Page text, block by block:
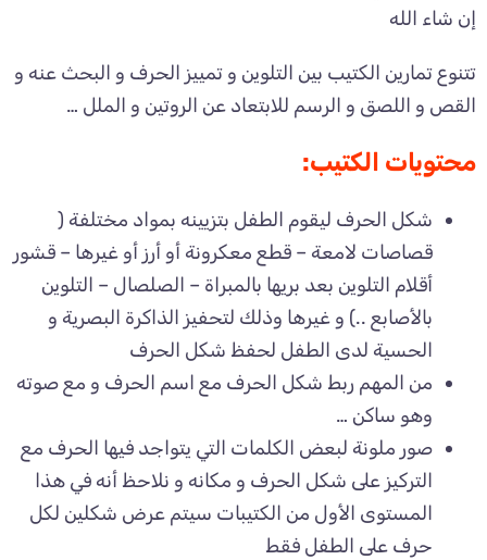
إن شاء الله
تتنوع تمارين الكتيب بين التلوين و تمييز الحرف و البحث عنه و
القص و اللصق و الرسم للابتعاد عن الروتين و الملل …
محتويات الكتيب:
شكل الحرف ليقوم الطفل بتزيينه بمواد مختلفة (
قصاصات لامعة – قطع معكرونة أو أرز أو غيرها – قشور
أقلام التلوين بعد بريها بالمبراة – الصلصال – التلوين
بالأصابع ..) و غيرها وذلك لتحفيز الذاكرة البصرية و
الحسية لدى الطفل لحفظ شكل الحرف
من المهم ربط شكل الحرف مع اسم الحرف و مع صوته
وهو ساكن …
صور ملونة لبعض الكلمات التي يتواجد فيها الحرف مع
التركيز على شكل الحرف و مكانه و نلاحظ أنه في هذا
المستوى الأول من الكتيبات سيتم عرض شكلين لكل
حرف على الطفل فقط